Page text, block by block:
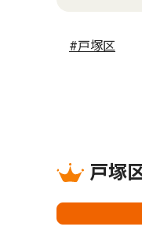
#戸塚区
戸塚